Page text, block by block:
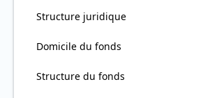
Structure juridique
Domicile du fonds
Structure du fonds